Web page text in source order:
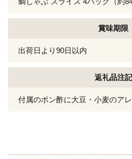
賞味期限
出荷日より90日以内
返礼品注記
付属のポン酢に大豆・小麦のア